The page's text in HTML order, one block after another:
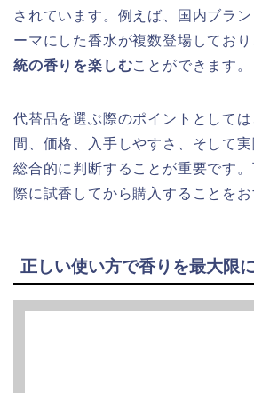
されています。例えば、国内ブラ
ーマにした香水が複数登場しており
統の香りを楽しむことができます。
代替品を選ぶ際のポイントとして
間、価格、入手しやすさ、そして
総合的に判断することが重要です
際に試香してから購入することをお
正しい使い方で香りを最大限